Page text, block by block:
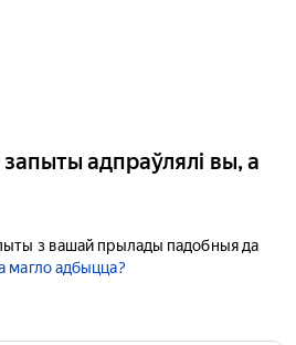
адпраўлялі вы, а
з вашай прылады падобныя да
магло адбыцца?